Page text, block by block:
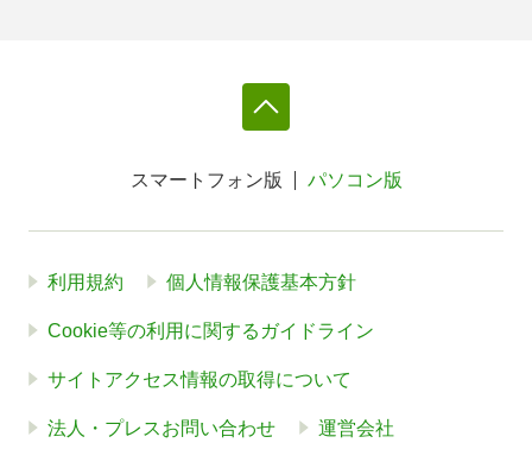
スマートフォン版 パソコン版
利用規約 個人情報保護基本方針
Cookie等の利用に関するガイドライン
サイトアクセス情報の取得について
法人・プレスお問い合わせ 運営会社